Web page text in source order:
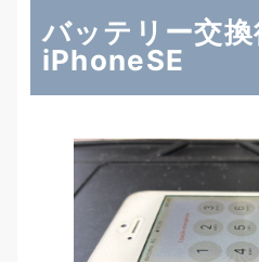
バッテリー交
iPhoneSE